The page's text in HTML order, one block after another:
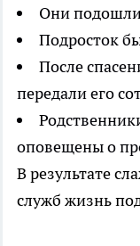
Они
Подросток
После
передали его
оповещены о
В результате
служб жизнь